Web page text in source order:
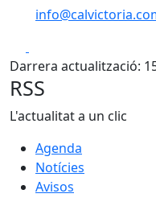
Darrera actualització:
RSS
L'actualitat a un clic
Agenda
Notícies
Avisos